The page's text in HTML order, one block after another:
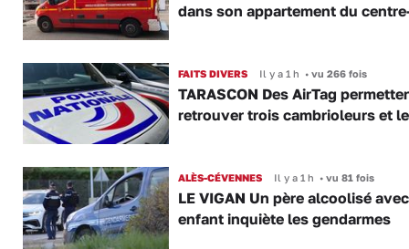
dans son appartement du
FAITS DIVERS Il y a 1 h •vu 266 fois
TARASCON Des AirTag
retrouver trois cambrioleurs et
ALÈS-CÉVENNES Il y a 1 h •vu 81 fois
LE VIGAN Un père alcoolisé
enfant inquiète les gendarmes